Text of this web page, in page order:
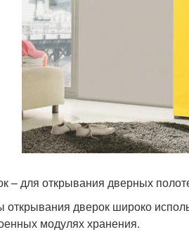
– для открывания дверных
дверок широко
модулях хранения.